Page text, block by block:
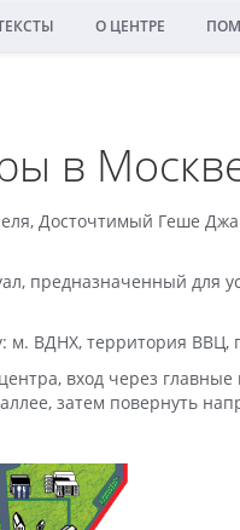
О ЦЕНТРЕ
в
Досточтимый Геше
предназначенный для
м. ВДНХ, территория
вход через главные
затем повернуть